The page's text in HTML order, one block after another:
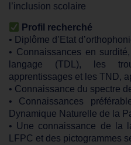
l’inclusion scolaire
Profil recherché
• Diplôme d’Etat
• Connaissances en
langage (TDL), les
apprentissages et les TND,
• Connaissance du spectre
• Connaissances
Dynamique Naturelle de la
• Une connaissance de la
LFPC et des pictogrammes